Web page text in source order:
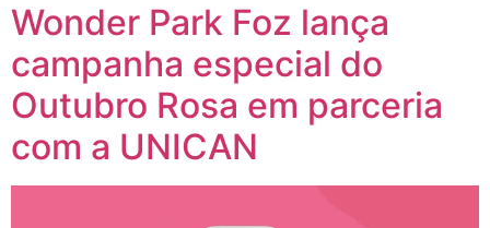
Wonder Park Foz lança
campanha especial do
Outubro Rosa em parceria
com a UNICAN